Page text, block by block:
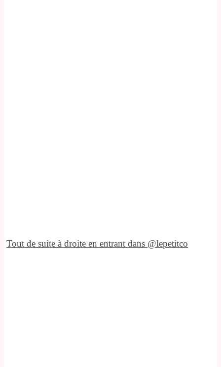
Tout de suite à droite en entrant dans @lepetitco